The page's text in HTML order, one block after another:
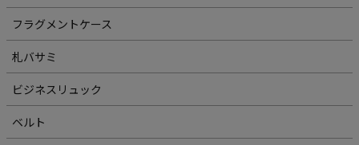
フラグメントケース
札バサミ
ビジネスリュック
ベルト